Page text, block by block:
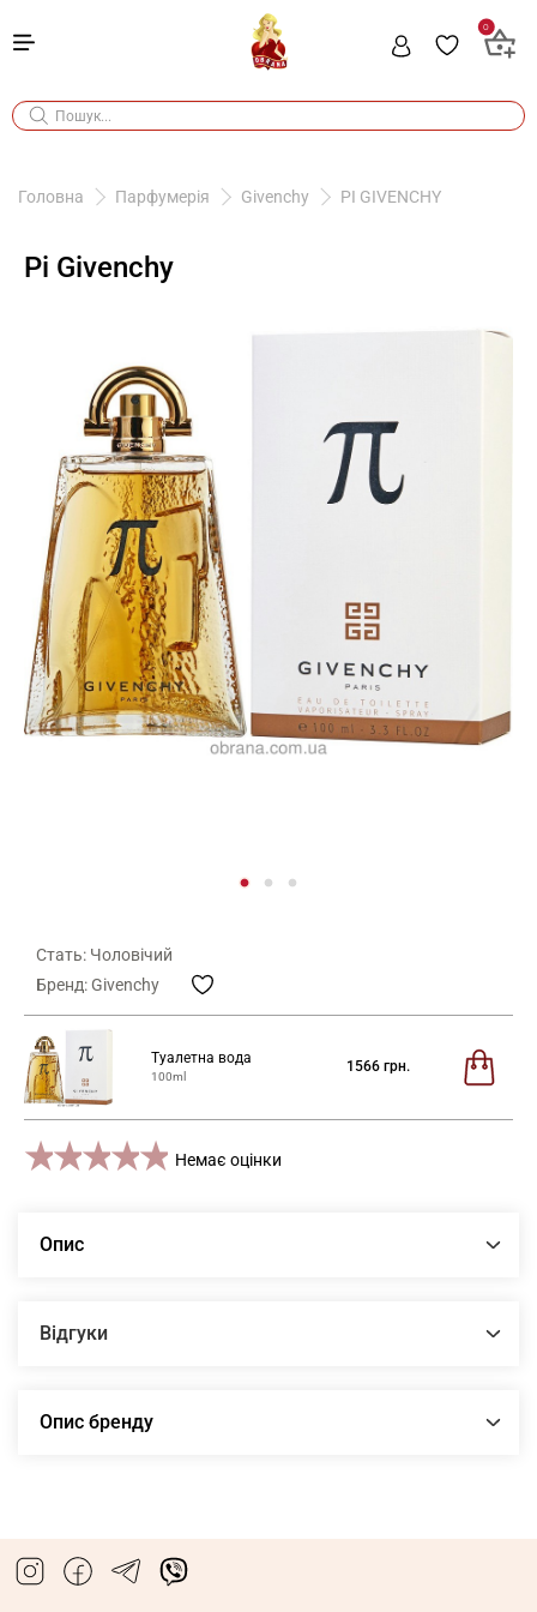
0
Головна Парфумерія Givenchy PI GIVENCHY
Pi Givenchy
Стать: Чоловічий
Бренд: Givenchy
Туалетна вода
100ml
1566 грн.
5 stars
4 stars
3 stars
2 stars
1 star Немає оцінки
Опис
Відгуки
Опис бренду